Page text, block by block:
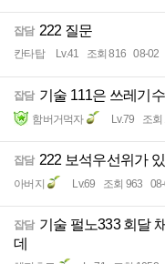
잡담 222 질문
칸타탑 Lv.41 조회 816 08-02
잡담 기술 111은 쓰레기
함버거먹자 Lv.79 조회
잡담 222 보석우선위가
아버지 Lv.69 조회 963
잡담 기술 펄노333 회달
데